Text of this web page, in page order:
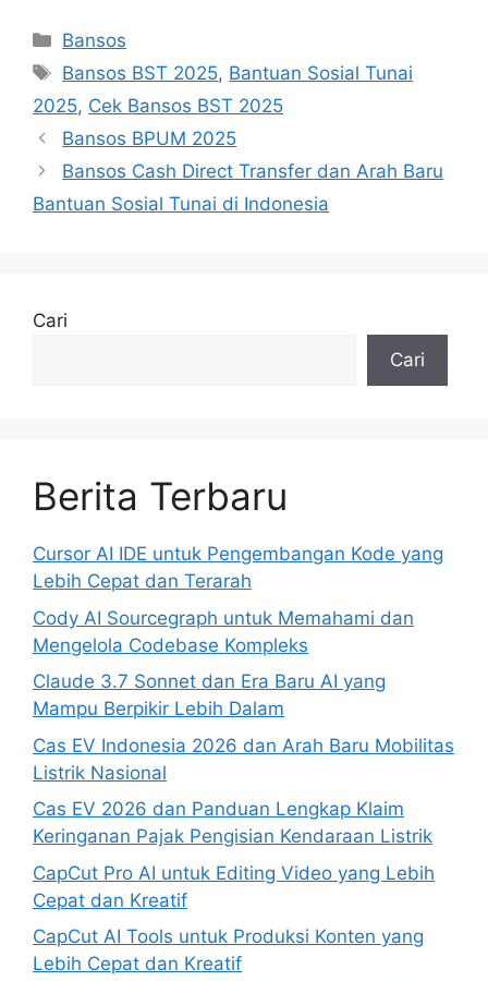
Kategori
Bansos
Tag
Bansos BST 2025, Bantuan Sosial Tunai
2025, Cek Bansos BST 2025
Bansos BPUM 2025
Bansos Cash Direct Transfer dan Arah Baru
Bantuan Sosial Tunai di Indonesia
Cari
Cari
Berita Terbaru
Cursor AI IDE untuk Pengembangan Kode yang
Lebih Cepat dan Terarah
Cody AI Sourcegraph untuk Memahami dan
Mengelola Codebase Kompleks
Claude 3.7 Sonnet dan Era Baru AI yang
Mampu Berpikir Lebih Dalam
Cas EV Indonesia 2026 dan Arah Baru Mobilitas
Listrik Nasional
Cas EV 2026 dan Panduan Lengkap Klaim
Keringanan Pajak Pengisian Kendaraan Listrik
CapCut Pro AI untuk Editing Video yang Lebih
Cepat dan Kreatif
CapCut AI Tools untuk Produksi Konten yang
Lebih Cepat dan Kreatif